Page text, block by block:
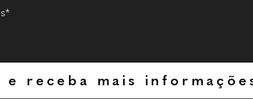
e receba mais